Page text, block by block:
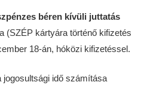
béren kívüli juttatás
(SZÉP kártyára történő kifizetés
18-án, hóközi kifizetéssel.
jogosultsági idő számítása